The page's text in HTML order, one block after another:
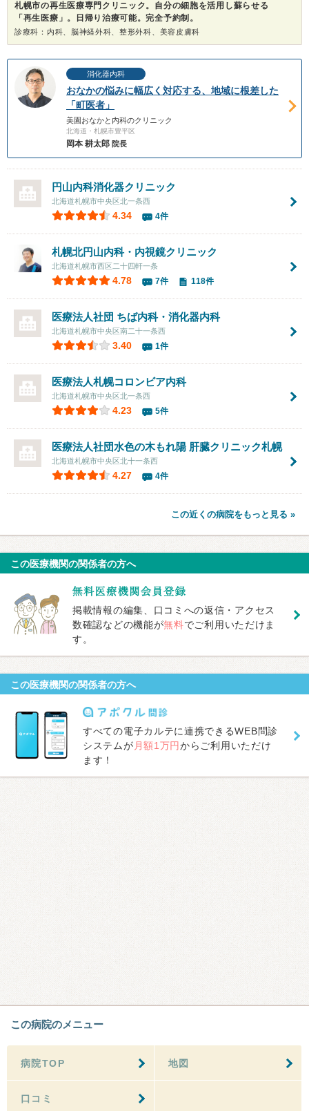
札幌市の再生医療専門クリニック。自分の細胞を活用し蘇らせる
「再生医療」。日帰り治療可能。完全予約制。
診療科：内科、脳神経外科、整形外科、美容皮膚科
消化器内科
おなかの悩みに幅広く対応する、地域に根差した
「町医者」
美園おなかと内科のクリニック
北海道・札幌市豊平区
岡本 耕太郎 院長
円山内科消化器クリニック
北海道札幌市中央区北一条西
4.34 4件
札幌北円山内科・内視鏡クリニック
北海道札幌市西区二十四軒一条
4.78 7件 118件
医療法人社団 ちば内科・消化器内科
北海道札幌市中央区南二十一条西
3.40 1件
医療法人札幌コロンビア内科
北海道札幌市中央区北一条西
4.23 5件
医療法人社団水色の木もれ陽 肝臓クリニック札幌
北海道札幌市中央区北十一条西
4.27 4件
この近くの病院をもっと見る »
この医療機関の関係者の方へ
掲載情報の編集、口コミへの返信・アクセス
数確認などの機能が無料でご利用いただけま
す。
この医療機関の関係者の方へ
すべての電子カルテに連携できるWEB問診
システムが 月額1万円からご利用いただけ
ます！
この病院のメニュー
病院TOP 地図
口コミ